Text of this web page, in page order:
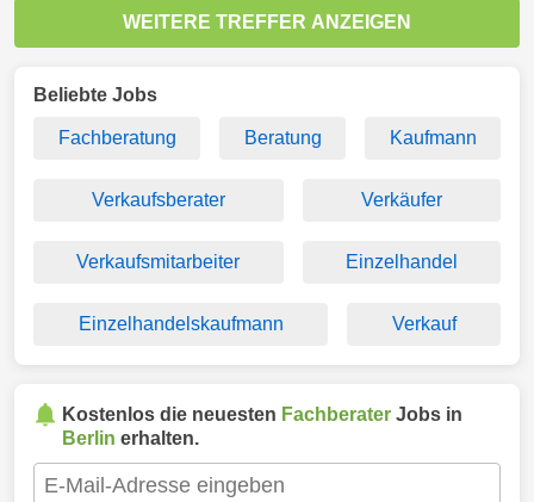
WEITERE TREFFER ANZEIGEN
Beliebte Jobs
Fachberatung Beratung Kaufmann
Verkaufsberater Verkäufer
Verkaufsmitarbeiter Einzelhandel
Einzelhandelskaufmann Verkauf
Kostenlos die neuesten Fachberater Jobs in
Berlin erhalten.